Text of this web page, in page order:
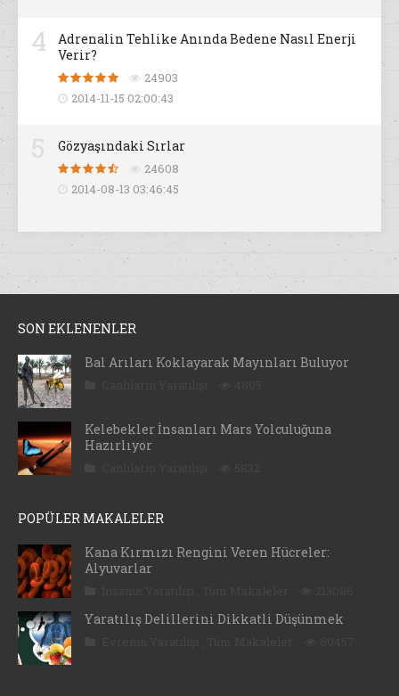
4
Adrenalin Tehlike Anında Bedene Nasıl Enerji
Verir?
24903
2014-11-15 02:00:43
Gözyaşındaki Sırlar
24608
2014-08-13 03:46:45
SON EKLENENLER
Bal Arıları Koklayarak Mayınları Buluyor
Kelebekler İnsanları Mars Yolculuğuna
Hazırlıyor
POPÜLER MAKALELER
Kana Kırmızı Rengini Veren Hücreler:
Alyuvarlar
Yaratılış Delillerini Dikkatli Düşünmek